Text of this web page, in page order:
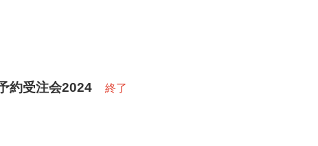
約受注会2024 終了